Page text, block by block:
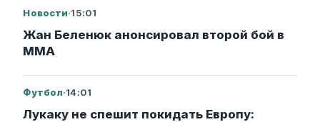
Новости·15:01
Жан Беленюк анонсировал второй бой в
ММА
Футбол·14:01
Лукаку не спешит покидать Европу: